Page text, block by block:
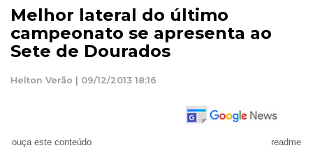
Melhor lateral do último
campeonato se apresenta ao
Sete de Dourados
Helton Verão | 09/12/2013 18:16
ouça este conteúdo readme